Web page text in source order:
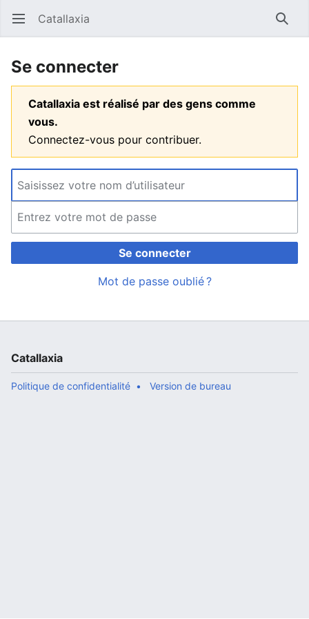
Ouvrir le menu principal Catallaxia
Se connecter
Catallaxia est réalisé par des gens comme
vous.
Connectez-vous pour contribuer.
Se connecter
Mot de passe oublié ?
Catallaxia
Politique de confidentialité Version de bureau